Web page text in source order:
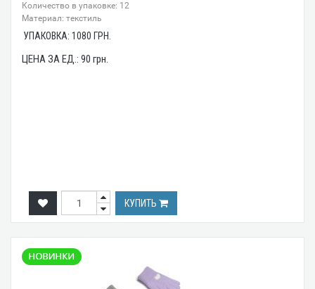
Количество в упаковке: 12
Материал: текстиль
УПАКОВКА: 1080 ГРН.
ЦЕНА ЗА ЕД.: 90 грн.
КУПИТЬ